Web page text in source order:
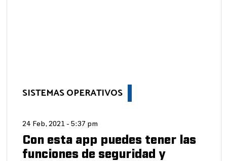
SISTEMAS OPERATIVOS
24 Feb, 2021 - 5:37 pm
Con esta app puedes tener las
funciones de seguridad y